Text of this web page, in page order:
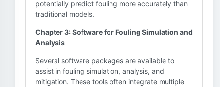
potentially predict fouling more accurately than
traditional models.
Chapter 3: Software for Fouling Simulation and
Analysis
Several software packages are available to
assist in fouling simulation, analysis, and
mitigation. These tools often integrate multiple